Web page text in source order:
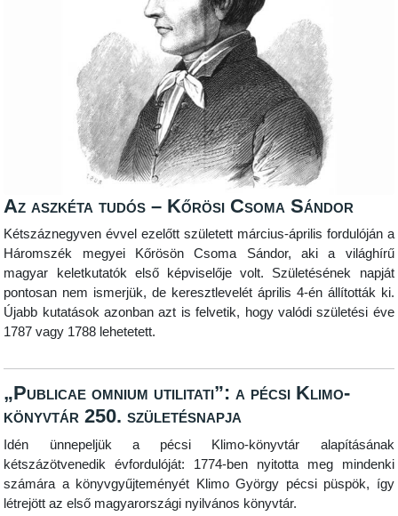
Az aszkéta tudós – Kőrösi Csoma Sándor
Kétszáznegyvenévvel ezelőtt született március-április fordulóján a
Háromszék megyei Kőrösön Csoma Sándor, aki a világhírű
magyar keletkutatók első képviselője volt. Születésének napját
pontosan nem ismerjük, de keresztlevelét április 4-én állították ki.
Újabb kutatások azonban azt is felvetik, hogy valódi születési éve
1787 vagy 1788 lehetetett.
„Publicae omnium utilitati”: a pécsi Klimo-
könyvtár 250. születésnapja
Idén ünnepeljük a pécsi Klimo-könyvtár alapításának
kétszázötvenedik évfordulóját: 1774-ben nyitotta meg mindenki
számára a könyvgyűjteményét Klimo György pécsi püspök, így
létrejött az első magyarországi nyilvános könyvtár.